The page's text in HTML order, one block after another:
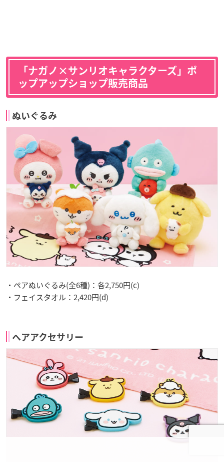
「ナガノ×サンリオキャラクターズ」ポ
ップアップショップ販売商品
ぬいぐるみ
・ペアぬいぐるみ(全6種)：各2,750円(c)
・フェイスタオル：2,420円(d)
ヘアアクセサリー